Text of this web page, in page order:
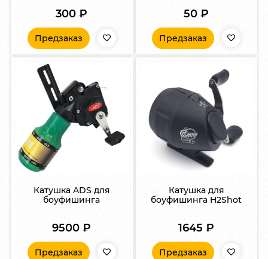
300₽
Предзаказ
50₽
Предзаказ
Катушка ADS для
боуфишинга
9500₽
Предзаказ
Катушка для
боуфишинга H2Shot
1645₽
Предзаказ